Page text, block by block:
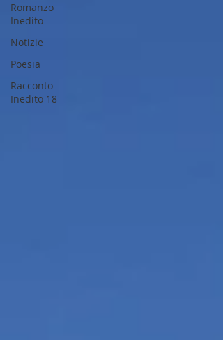
Romanzo
Inedito
Notizie
Poesia
Racconto
Inedito 18